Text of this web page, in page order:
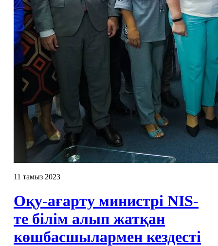
11 тамыз 2023
Оқу-ағарту министрі NIS-
те білім алып жатқан
көшбасшылармен кездесті